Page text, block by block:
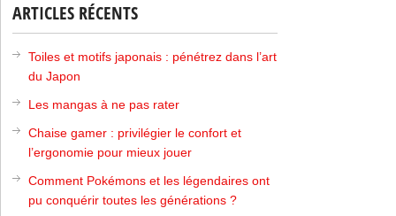
ARTICLES RÉCENTS
Toiles et motifs japonais : pénétrez dans l’art
du Japon
Les mangas à ne pas rater
Chaise gamer : privilégier le confort et
l’ergonomie pour mieux jouer
Comment Pokémons et les légendaires ont
pu conquérir toutes les générations ?